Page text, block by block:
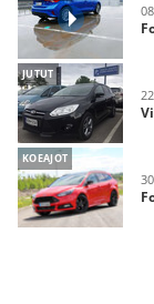
JUTUT
KOEAJOT